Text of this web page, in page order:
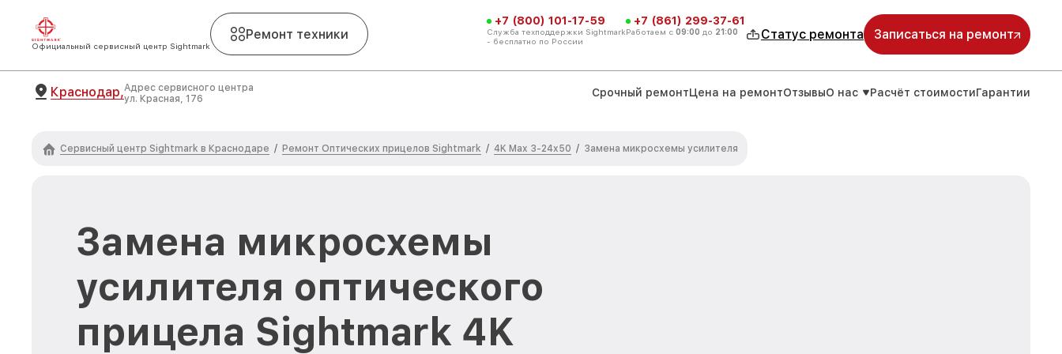
Официальный сервисный центр Sightmark
Ремонт техники
+7 (800) 101-17-59
Служба техподдержки Sightmark
- бесплатно по России
+7 (861) 299-37-61
Работаем с 09:00 до 21:00 Статус ремонта Записаться на ремонт
Краснодар,Адрес сервисного центра
ул. Красная, 176
Срочный ремонтЦена на ремонтОтзывыО нас Расчёт стоимостиГарантии
Сервисный центр Sightmark в Краснодаре / Ремонт Оптических прицелов Sightmark / 4K Max 3-24x50 / Замена микросхемы усилителя
Замена микросхемы
усилителя оптического
прицела Sightmark 4K